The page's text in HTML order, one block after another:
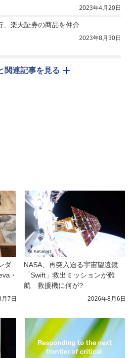
2023年4月20日
、楽天証券の商品を仲介
2023年8月30日
関連記事を見る
ダ
・
7日
NASA、再突入迫る宇宙望遠鏡
「Swift」救出ミッションが難
航　救援機に何が?
2026年8月6日